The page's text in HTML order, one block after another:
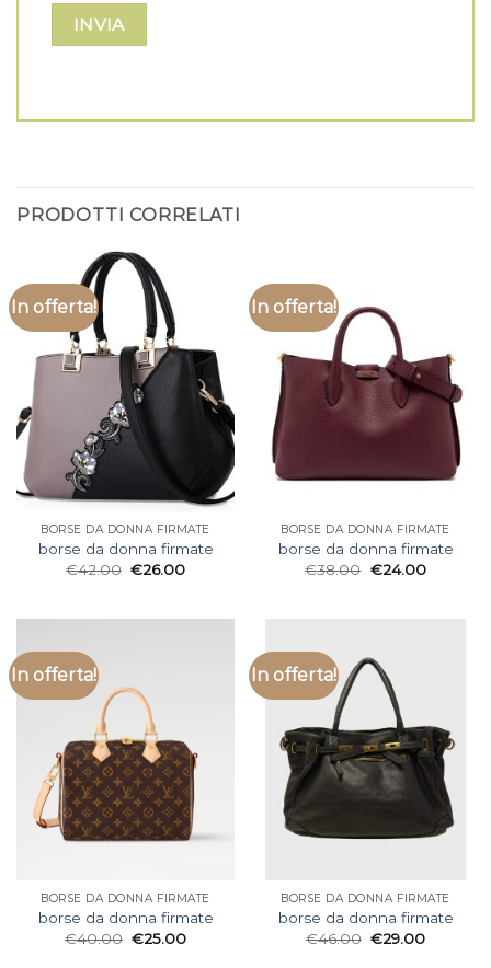
PRODOTTI CORRELATI
In offerta!
BORSE DA DONNA FIRMATE
borse da donna firmate
€42.00 €26.00
In offerta!
BORSE DA DONNA FIRMATE
borse da donna firmate
€38.00 €24.00
In offerta!
BORSE DA DONNA FIRMATE
borse da donna firmate
€40.00 €25.00
In offerta!
BORSE DA DONNA FIRMATE
borse da donna firmate
€46.00 €29.00